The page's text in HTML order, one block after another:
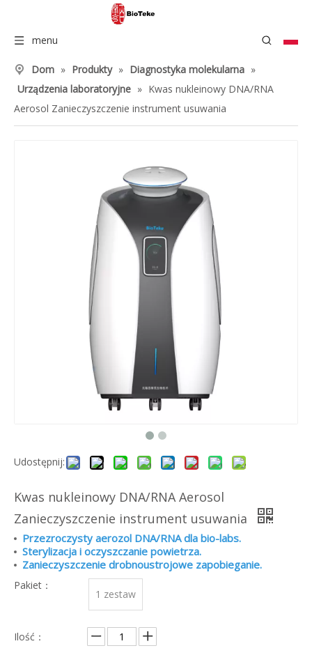
menu
Dom » Produkty » Diagnostyka molekularna »
Urządzenia laboratoryjne » Kwas nukleinowy DNA/RNA
Aerosol Zanieczyszczenie instrument usuwania
Udostępnij:
Kwas nukleinowy DNA/RNA Aerosol
Zanieczyszczenie instrument usuwania
Przezroczysty aerozol DNA/RNA dla bio-labs.
Sterylizacja i oczyszczanie powietrza.
Zanieczyszczenie drobnoustrojowe zapobieganie.
Pakiet：
1 zestaw
Ilość：